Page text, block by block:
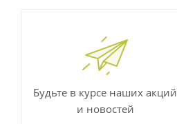
Будьте в курсе наших акций
и новостей